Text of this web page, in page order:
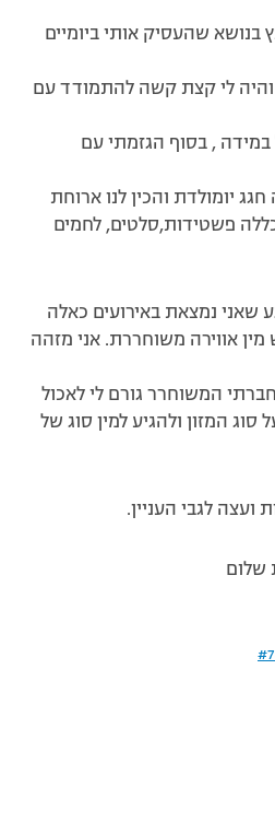
בנושא שהעסיק אותי ביומיים
והיה לי קצת קשה להתמודד עם
, בסוף הגזמתי עם
יומולדת והכין לנו ארוחת
פשטידות,סלטים, לחמים
שאני נמצאת באירועים כאלה
אווירה משוחררת. אני מזהה
המשוחרר גורם לי לאכול
המזון ולהגיע למין סוג של
לגבי העניין.
שלום